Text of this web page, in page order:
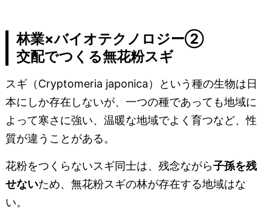
林業×バイオテクノロジー②
交配でつくる無花粉スギ
スギ（Cryptomeria japonica）という種の生物は日
本にしか存在しないが、一つの種であっても地域に
よって寒さに強い、温暖な地域でよく育つなど、性
質が違うことがある。
花粉をつくらないスギ同士は、残念ながら子孫を残
せないため、無花粉スギの林が存在する地域はな
い。